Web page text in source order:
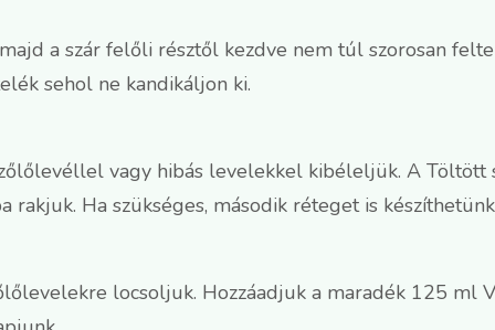
a szár felőli résztől kezdve nem túl szorosan
sehol ne kandikáljon ki.
vagy hibás levelekkel kibéleljük. A Töltött
rakjuk. Ha szükséges, második réteget is
locsoljuk. Hozzáadjuk a maradék 125 ml